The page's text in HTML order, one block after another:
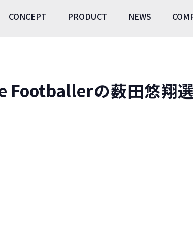
CONCEPT PRODUCT NEWS
Footballerの薮田悠翔